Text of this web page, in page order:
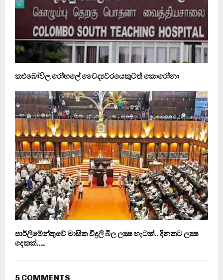
කළුබෝවිල රෝහලේ වෛද්‍යවරයෙකුටත් කොරෝනා
පාර්ලිමේන්තුවේ මාසික විදුලි බිල ලක්‍ෂ හැටක්.. දිනකට ලක්‍ෂ
දෙකක්….
5 COMMENTS